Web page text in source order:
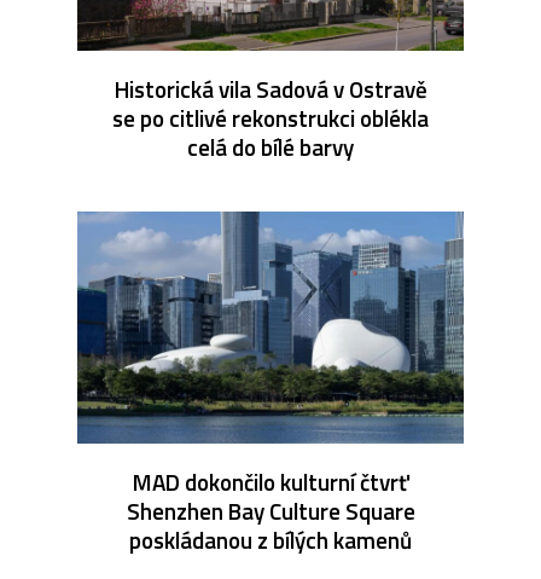
Historická vila Sadová v Ostravě
se po citlivé rekonstrukci oblékla
celá do bílé barvy
MAD dokončilo kulturní čtvrť
Shenzhen Bay Culture Square
poskládanou z bílých kamenů